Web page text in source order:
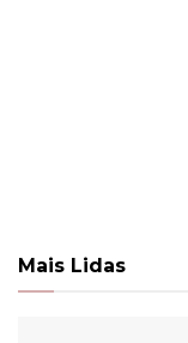
Mais Lidas